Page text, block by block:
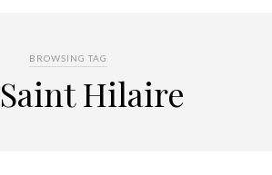
BROWSING TAG
Hilaire